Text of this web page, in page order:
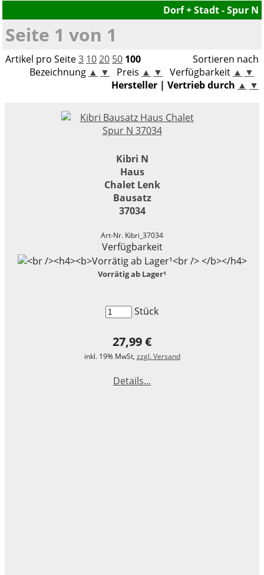
Bausätze
Viessmann CarMotion H0
Boote / Schiffe
Bausätze
Modellautozubehör
LEGO® Super Mario
LEGO® Marvel Super Heroes™
LEGO® Harry Potter™
LEGO® Star Wars™
LEGO® Creator Expert
Dorf + Stadt - Spur N
Seite 1 von 1
Artikel pro Seite3 1020 50 100
Sortieren nach
Bezeichnung ▲ ▼ Preis ▲ ▼ Verfügbarkeit ▲ ▼
Hersteller | Vertrieb durch ▲ ▼
Kibri N
Haus
Chalet Lenk
Bausatz
37034
Art-Nr. Kibri_37034
Verfügbarkeit
Vorrätig ab Lager¹
Stück
27,99 €
inkl. 19% MwSt, zzgl. Versand
Details...